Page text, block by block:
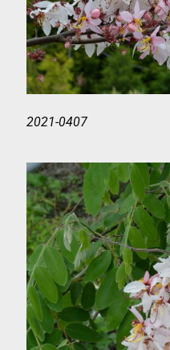
2021-0407